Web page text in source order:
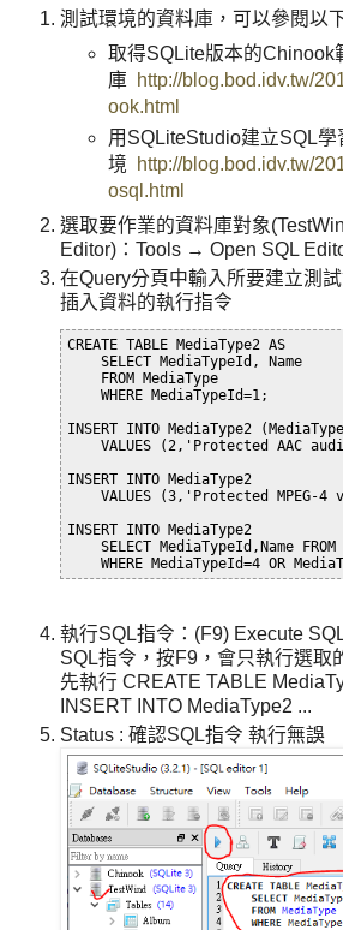
測試環境的資料庫，可以參閱以
取得SQLite版本的Chinook
庫
http://blog.bod.idv.tw/
ook.html
用SQLiteStudio建立SQL學
境
http://blog.bod.idv.tw/
osql.html
選取要作業的資料庫對象
Editor)：Tools → Open SQL
在Query分頁中輸入所要建立測
插入資料的執行指令
CREATE TABLE MediaType2 AS
    SELECT MediaTypeId, Name
    FROM MediaType
    WHERE MediaTypeId=1;
INSERT INTO MediaType2
VALUES (2,'Protected AAC
INSERT INTO MediaType2
VALUES (3,'Protected MPEG-4
INSERT INTO MediaType2
SELECT MediaTypeId,Name FROM
執行SQL指令：(F9) Execute
SQL指令，按F9，會只執行選取
先執行 CREATE TABLE
INSERT INTO MediaType2 ...
Status : 確認SQL指令 執行無誤